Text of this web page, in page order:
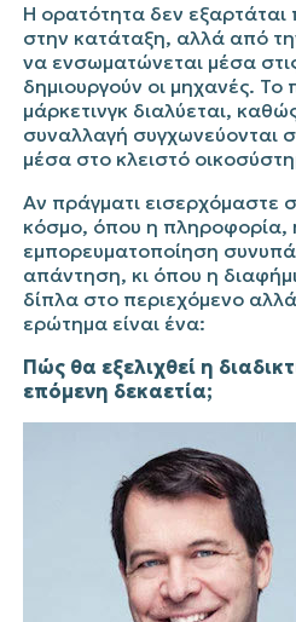
Η ορατότητα δεν
στην κατάταξη, αλλά από
να ενσωματώνεται μέσα
δημιουργούν οι μηχανές. Το
μάρκετινγκ διαλύεται,
συναλλαγή συγχωνεύονται
μέσα στο κλειστό
Αν πράγματι εισερχόμαστε
κόσμο, όπου η πληροφορία,
εμπορευματοποίηση
απάντηση, κι όπου η
δίπλα στο περιεχόμενο
ερώτημα είναι ένα:
Πώς θα εξελιχθεί η
επόμενη δεκαετία;